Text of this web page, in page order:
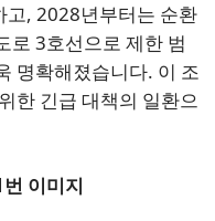
고, 2028년부터는 순환
로 3호선으로 제한 범
명확해졌습니다. 이 조
한 긴급 대책의 일환으
이미지